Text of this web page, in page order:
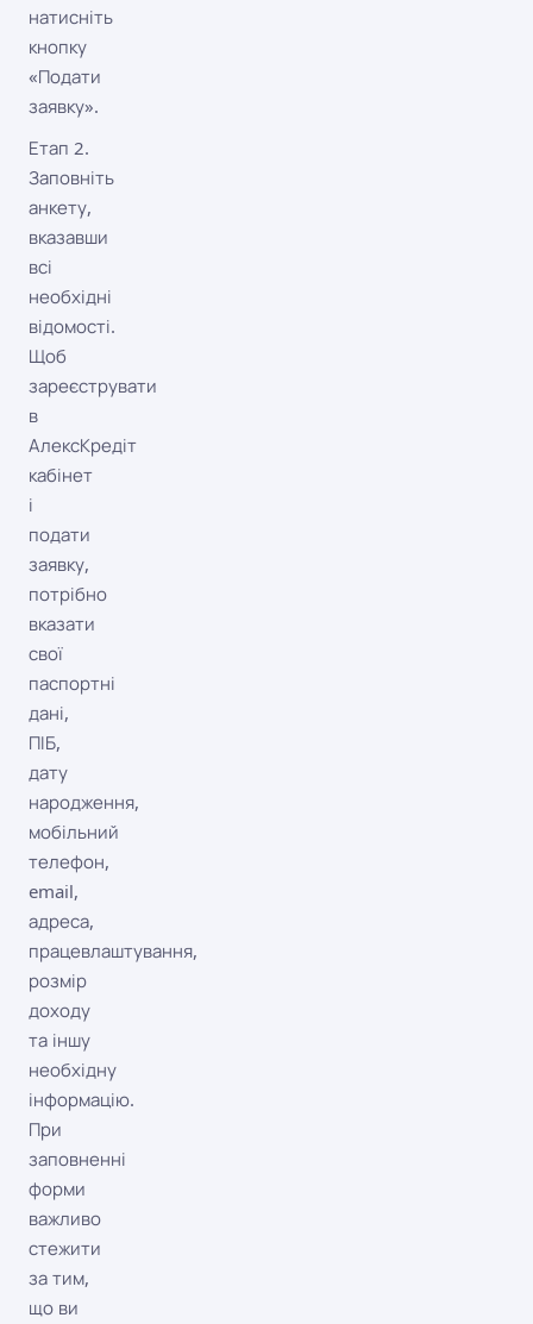
натисніть
кнопку
«Подати
заявку».
Етап 2.
Заповніть
анкету,
вказавши
всі
необхідні
відомості.
Щоб
зареєструвати
в
АлексКредіт
кабінет
і
подати
заявку,
потрібно
вказати
свої
паспортні
дані,
ПІБ,
дату
народження,
мобільний
телефон,
email,
адреса,
працевлаштування,
розмір
доходу
та іншу
необхідну
інформацію.
При
заповненні
форми
важливо
стежити
за тим,
що ви